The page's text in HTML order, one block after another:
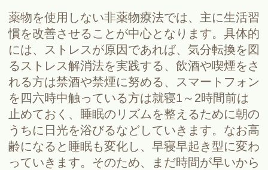
薬物を使用しない非薬物療法では、主に生活習
慣を改善させることが中心となります。具体的
には、ストレスが原因であれば、気分転換を図
るストレス解消法を実践する、飲酒や喫煙をさ
れる方は禁酒や禁煙に努める、スマートフォン
を四六時中触っている方は就寝1～2時間前は
止めておく、睡眠のリズムを整えるために朝の
うちに日光を浴びるなどしていきます。なお高
齢になると睡眠も変化し、早寝早起き型に変わ
っていきます。そのため、まだ時間が早いから